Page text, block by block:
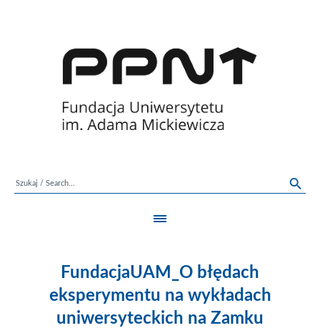
FundacjaUAM_O błędach
eksperymentu na wykładach
uniwersyteckich na Zamku